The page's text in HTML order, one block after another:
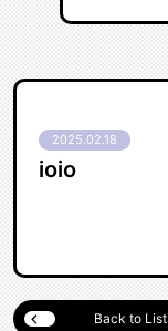
2025.02.18
ioio
Back to List